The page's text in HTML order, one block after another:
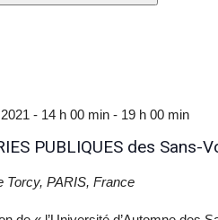
PUBLIQUES des Sans-
- 14 h 00 min- 19 h 00 min
Torcy, PARIS, France